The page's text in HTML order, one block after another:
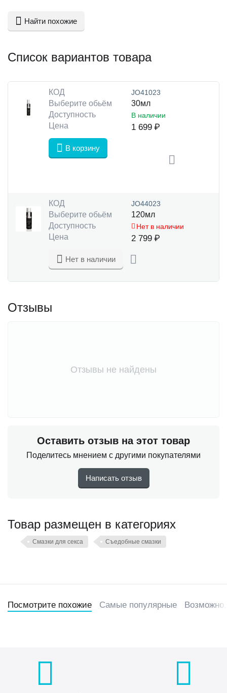
Найти похожие
Список вариантов товара
КОД JO41023
Выберите обьём
30мл
Доступность
В наличии
Цена 1 699 ₽
В корзину
КОД JO44023
Выберите обьём
120мл
Доступность
Нет в наличии
Цена 2 799 ₽
Нет в наличии
Отзывы
Отзывы не найдены
Оставить отзыв на этот товар
Поделитесь мнением с другими покупателями
Написать отзыв
Товар размещен в категориях
Смазки для секса Съедобные смазки
Посмотрите похожие Самые популярные Возможно,